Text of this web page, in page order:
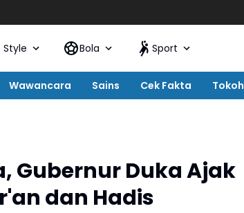
Style Bola Sport
Wawancara Sains Cek Fakta Tokoh
Gubernur Duka Ajak
dan Hadis